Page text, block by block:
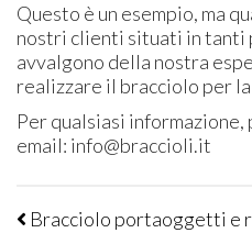
Questo è un esempio, ma
nostri clienti situati in tanti
avvalgono della nostra
realizzare il bracciolo per
Per qualsiasi
email: info@braccioli.it
Bracciolo portaoggetti e